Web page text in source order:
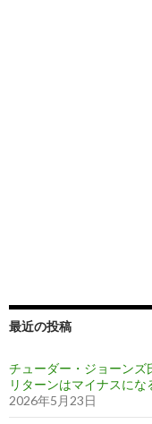
最近の投稿
チューダー・ジョーンズ
リターンはマイナスにな
2026年5月23日